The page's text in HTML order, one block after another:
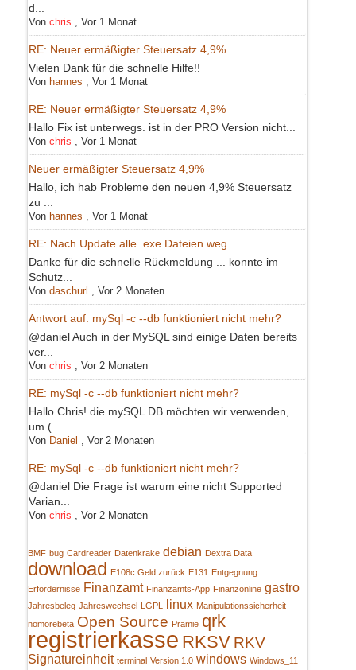
d...
Von chris Vor 1 Monat
RE: Neuer ermäßigter Steuersatz 4,9%
Vielen Dank für die schnelle Hilfe!!
Von hannes Vor 1 Monat
RE: Neuer ermäßigter Steuersatz 4,9%
Hallo Fix ist unterwegs. ist in der PRO Version nicht...
Von chris Vor 1 Monat
Neuer ermäßigter Steuersatz 4,9%
Hallo, ich hab Probleme den neuen 4,9% Steuersatz
zu ...
Von hannes Vor 1 Monat
RE: Nach Update alle .exe Dateien weg
Danke für die schnelle Rückmeldung ... konnte im
Schutz...
Von daschurl Vor 2 Monaten
Antwort auf: mySql -c --db funktioniert nicht mehr?
@daniel Auch in der MySQL sind einige Daten bereits
ver...
Von chris Vor 2 Monaten
RE: mySql -c --db funktioniert nicht mehr?
Hallo Chris! die mySQL DB möchten wir verwenden,
um (...
Von Daniel Vor 2 Monaten
RE: mySql -c --db funktioniert nicht mehr?
@daniel Die Frage ist warum eine nicht Supported
Varian...
Von chris Vor 2 Monaten
BMF bug Cardreader Datenkrake debian Dextra Data
download E108c Geld zurück E131 Entgegnung
Erfordernisse Finanzamt Finanzamts-App Finanzonline gastro
Jahresbeleg Jahreswechsel LGPL linux Manipulationssicherheit
nomorebeta Open Source Prämie qrk
registrierkasse RKSV RKV
Signatureinheit terminal Version 1.0 windows Windows_11